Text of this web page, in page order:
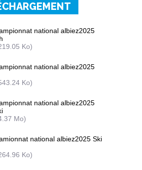
national albiez2025
Ko)
national albiez2025
Ko)
national albiez2025
Mo)
national albiez2025 Ski
Ko)